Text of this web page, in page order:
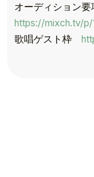
TOP
オーディション
https://mixch.tv/p/
歌唱ゲスト枠